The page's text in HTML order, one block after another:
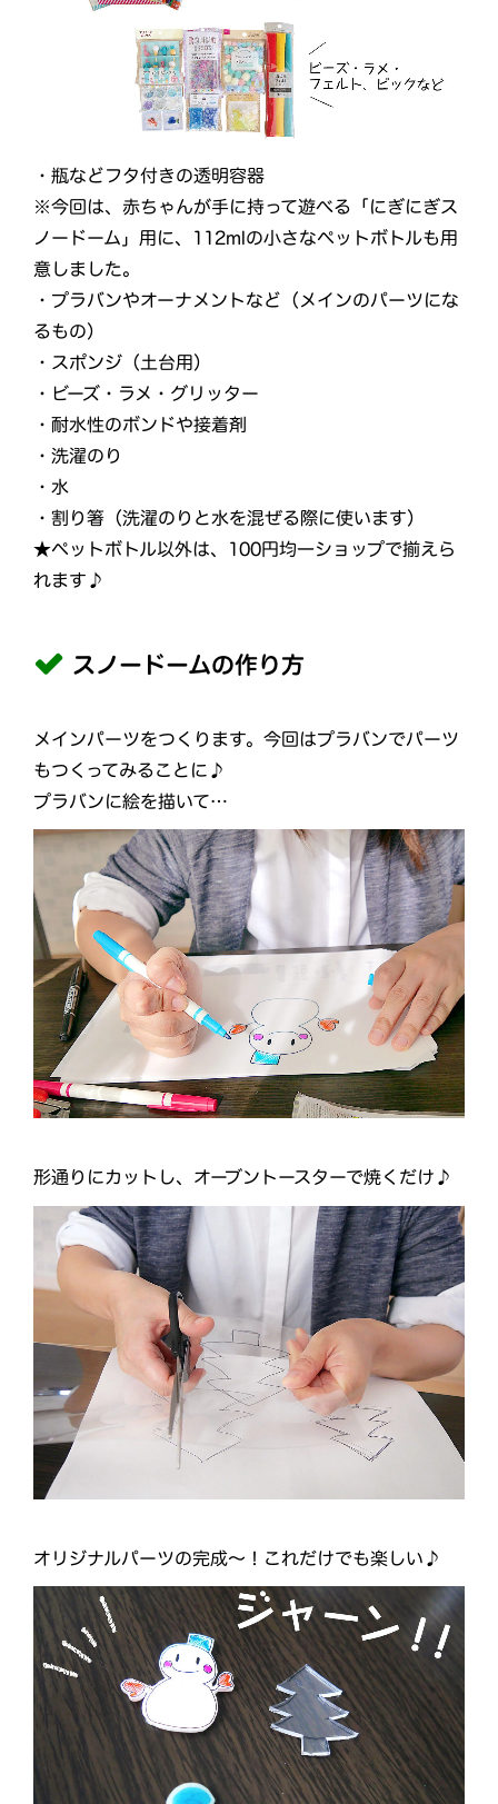
・瓶などフタ付きの透明容器
※今回は、赤ちゃんが手に持って遊べる「にぎにぎス
ノードーム」用に、112mlの小さなペットボトルも用
意しました。
・プラバンやオーナメントなど（メインのパーツにな
るもの）
・スポンジ（土台用）
・ビーズ・ラメ・グリッター
・耐水性のボンドや接着剤
・洗濯のり
・水
・割り箸（洗濯のりと水を混ぜる際に使います）
★ペットボトル以外は、100円均一ショップで揃えら
れます♪
スノードームの作り方
メインパーツをつくります。今回はプラバンでパーツ
もつくってみることに♪
プラバンに絵を描いて…
形通りにカットし、オーブントースターで焼くだけ♪
オリジナルパーツの完成～！これだけでも楽しい♪